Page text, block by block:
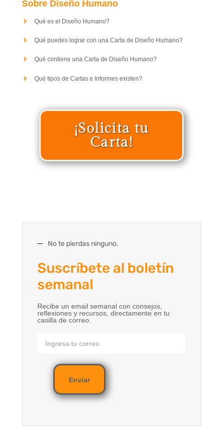
Sobre Diseño Humano
Qué es el Diseño Humano?
Qué puedes lograr con una Carta de Diseño Humano?
Qué contiene una Carta de Diseño Humano?
Qué tipos de Cartas e Informes existen?
¡Solicita tu
Carta!
No te pierdas ninguno.
Suscríbete al boletín
semanal
Recibe un email semanal con consejos,
reflexiones y recursos, directamente en tu
casilla de correo.
Enviar